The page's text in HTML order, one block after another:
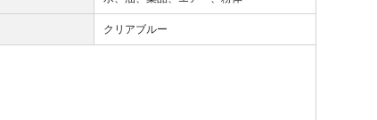
クリアブルー